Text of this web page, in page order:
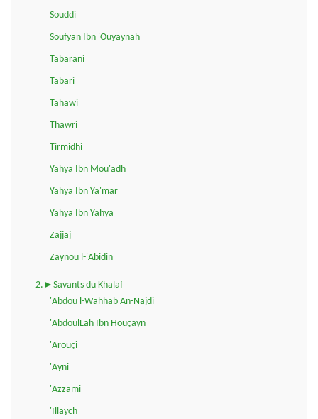
Souddi
Soufyan Ibn 'Ouyaynah
Tabarani
Tabari
Tahawi
Thawri
Tirmidhi
Yahya Ibn Mou'adh
Yahya Ibn Ya'mar
Yahya Ibn Yahya
Zajjaj
Zaynou l-'Abidin
2.►Savants du Khalaf
'Abdou l-Wahhab An-Najdi
'AbdoulLah Ibn Houçayn
'Arouçi
'Ayni
'Azzami
'Illaych